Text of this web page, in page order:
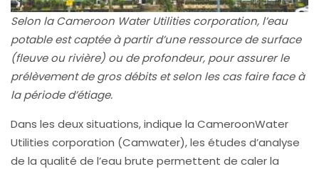
Selon la Cameroon Water Utilities corporation, l’eau
potable est captée à partir d’une ressource de surface
(fleuve ou rivière) ou de profondeur, pour assurer le
prélèvement de gros débits et selon les cas faire face à
la période d’étiage.
Dans les deux situations, indique la CameroonWater
Utilities corporation (Camwater), les études d’analyse
de la qualité de l’eau brute permettent de caler la